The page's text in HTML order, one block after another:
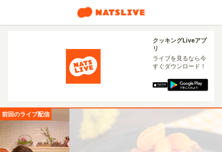
クッキングLiveアプ
リ
ライブを見るなら今
すぐダウンロード！
前回のライブ配信